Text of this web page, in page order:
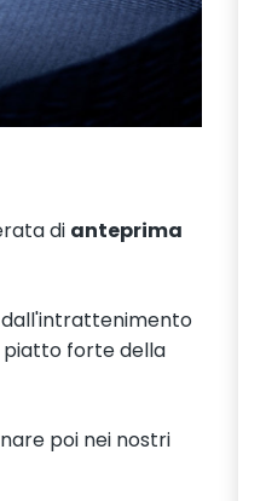
di anteprima
piatto forte della
poi nei nostri